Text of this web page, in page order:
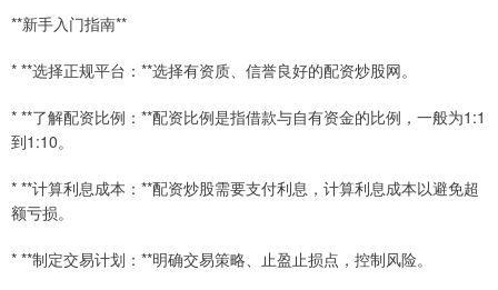
**新手入门指南**
* **选择正规平台：**选择有资质、信誉良好的配资炒股网。
* **了解配资比例：**配资比例是指借款与自有资金的比例，一般为1:1
到1:10。
* **计算利息成本：**配资炒股需要支付利息，计算利息成本以避免超
额亏损。
* **制定交易计划：**明确交易策略、止盈止损点，控制风险。